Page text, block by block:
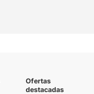
Ofertas
destacadas